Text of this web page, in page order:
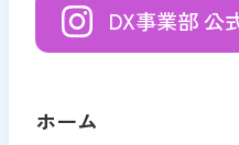
DX事業部 公
ホーム